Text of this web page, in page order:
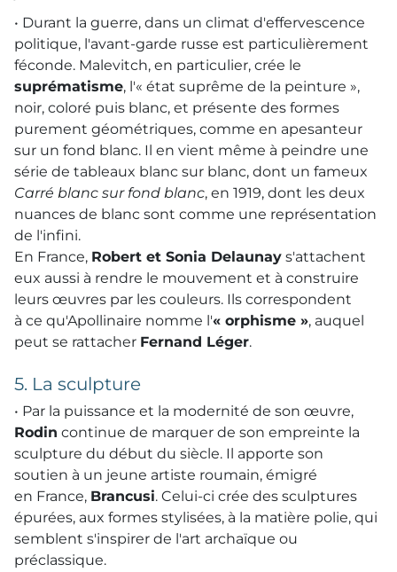
• Durant la guerre, dans un climat d'effervescence
politique, l'avant-garde russe est particulièrement
féconde. Malevitch, en particulier, crée le
suprématisme, l'« état suprême de la peinture »,
noir, coloré puis blanc, et présente des formes
purement géométriques, comme en apesanteur
sur un fond blanc. Il en vient même à peindre une
série de tableaux blanc sur blanc, dont un fameux
Carré blanc sur fond blanc, en 1919, dont les deux
nuances de blanc sont comme une représentation
de l'infini.
En France, Robert et Sonia Delaunay s'attachent
eux aussi à rendre le mouvement et à construire
leurs œuvres par les couleurs. Ils correspondent
à ce qu'Apollinaire nomme l'« orphisme », auquel
peut se rattacher Fernand Léger.
5. La sculpture
• Par la puissance et la modernité de son œuvre,
Rodin continue de marquer de son empreinte la
sculpture du début du siècle. Il apporte son
soutien à un jeune artiste roumain, émigré
en France, Brancusi. Celui-ci crée des sculptures
épurées, aux formes stylisées, à la matière polie, qui
semblent s'inspirer de l'art archaïque ou
préclassique.